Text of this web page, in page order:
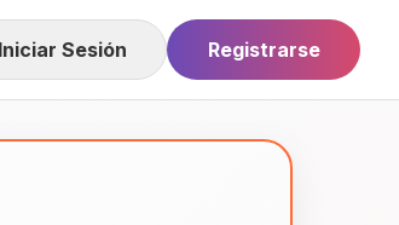
Iniciar Sesión Registrarse